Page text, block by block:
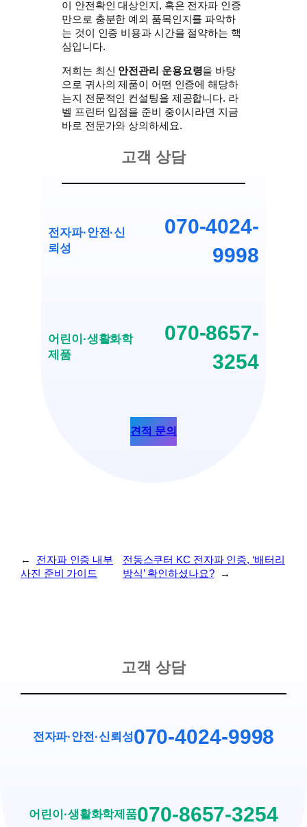
이 안전확인 대상인지, 혹은 전자파 인증
만으로 충분한 예외 품목인지를 파악하
는 것이 인증 비용과 시간을 절약하는 핵
심입니다.
저희는 최신 안전관리 운용요령을 바탕
으로 귀사의 제품이 어떤 인증에 해당하
는지 전문적인 컨설팅을 제공합니다. 라
벨 프린터 입점을 준비 중이시라면 지금
바로 전문가와 상의하세요.
고객 상담
전자파·안전·신
뢰성
070-4024-
9998
어린이·생활화학
제품
070-8657-
3254
견적 문의
←
전자파 인증 내부
사진 준비 가이드
전동스쿠터 KC 전자파 인증, ‘배터리
방식’ 확인하셨나요?
→
고객 상담
전자파·안전·신뢰성070-4024-9998
어린이·생활화학제품070-8657-3254